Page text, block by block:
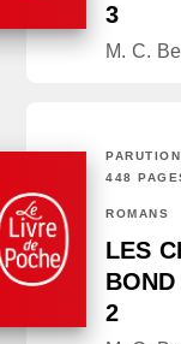
3
M. C.
448
ROMANS
LES
2